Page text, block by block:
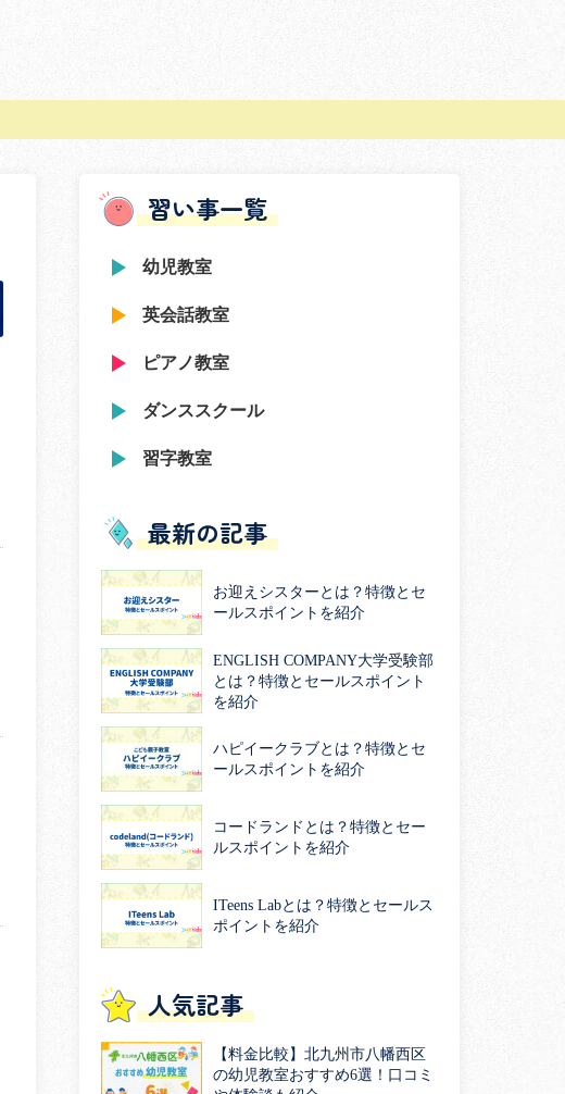
習い事一覧
幼児教室
英会話教室
ピアノ教室
ダンススクール
習字教室
最新の記事
お迎えシスターとは？特徴とセ
ールスポイントを紹介
ENGLISH COMPANY大学受験部
とは？特徴とセールスポイント
を紹介
ハピイークラブとは？特徴とセ
ールスポイントを紹介
コードランドとは？特徴とセー
ルスポイントを紹介
ITeens Labとは？特徴とセールス
ポイントを紹介
人気記事
【料金比較】北九州市八幡西区
の幼児教室おすすめ6選！口コミ